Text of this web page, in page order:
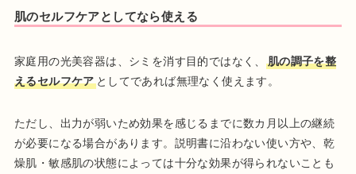
肌のセルフケアとしてなら使える
家庭用の光美容器は、シミを消す目的ではなく、
肌の調子を整
えるセルフケアとしてであれば無理なく使えます。
ただし、出力が弱いため効果を感じるまでに数カ月以上の継続
が必要になる場合があります。説明書に沿わない使い方や、乾
燥肌・敏感肌の状態によっては十分な効果が得られないことも